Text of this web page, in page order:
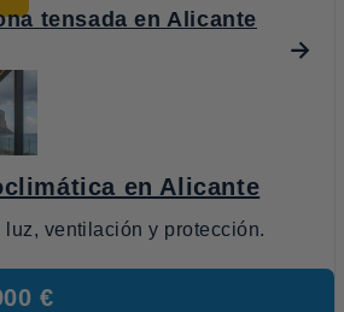
tensada en Alicante
en Alicante
luz, ventilación y protección.
€